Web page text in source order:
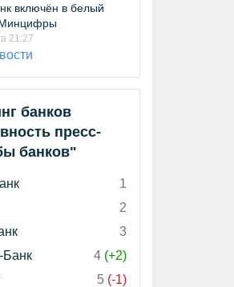
включён в белый
Минцифры
21:27
банков
пресс-
банков"
1
2
3
4 (+2)
5 (-1)